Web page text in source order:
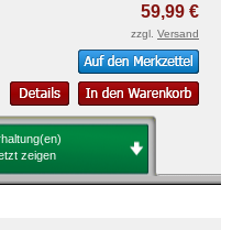
59,99 €
zzgl. Versand
zeigen